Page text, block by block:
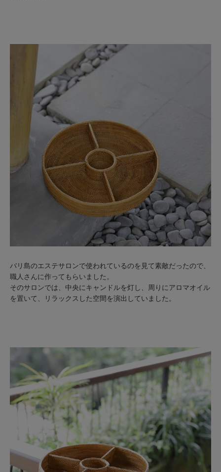
バリ島のエステサロンで使われているのを見て素敵だったので、
職人さんに作ってもらいました。
そのサロンでは、中央にキャンドルを灯し、周りにアロマオイル
を置いて、リラックスした空間を演出していました。